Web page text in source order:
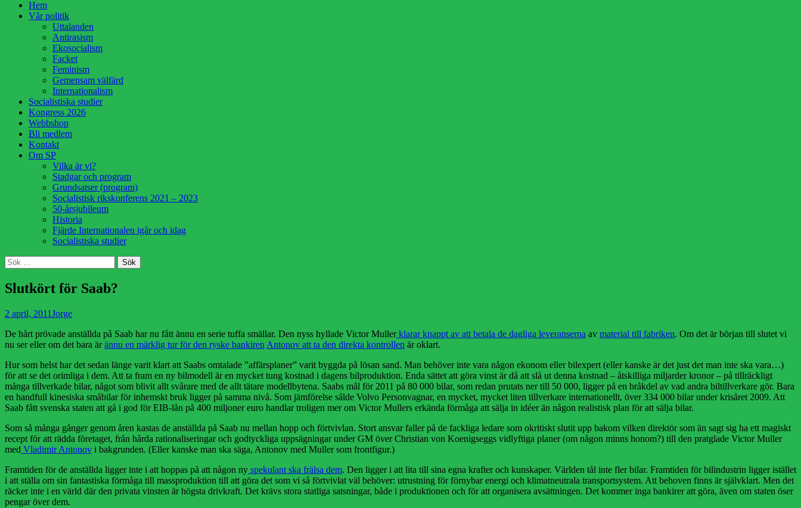
HoppaHem
Vår politik
Uttalanden
Antirasism
Ekosocialism
Facket
Feminism
Gemensam välfärd
Internationalism
Socialistiska studier
Kongress 2026
Webbshop
Bli medlem
Kontakt
Om SP
Vilka är vi?
Stadgar och program
Grundsatser (program)
Socialistisk rikskonferens 2021 – 2023
50-årsjubileum
Historia
Fjärde Internationalen igår och idag
Socialistiska studier
Sök
Sök
efter:
Slutkört för Saab?
Publicerad
2 april, 2011 Författare
Jorge
De hårt prövade anställda på Saab har nu fått ännu en serie tuffa smällar. Den nyss hyllade Victor Mullerklarar knappt av att betala de dagliga leveranserna av material till fabriken. Om det är början till slutet vi
nu ser eller om det bara ärännu en märklig tur för den ryske bankiren Antonov att ta den direkta kontrollen är oklart.
Hur som helst har det sedan länge varit klart att Saabs omtalade ”affärsplaner” varit byggda på lösan sand. Man behöver inte vara någon ekonom eller bilexpert (eller kanske är det just det man inte ska vara…)
för att se det orimliga i dem. Att ta fram en ny bilmodell är en mycket tung kostnad i dagens bilproduktion. Enda sättet att göra vinst är då att slå ut denna kostnad – åtskilliga miljarder kronor – på tillräckligt
många tillverkade bilar, något som blivit allt svårare med de allt tätare modellbytena. Saabs mål för 2011 på 80 000 bilar, som redan prutats ner till 50 000, ligger på en bråkdel av vad andra biltillverkare gör. Bara
en handfull kinesiska småbilar för inhemskt bruk ligger på samma nivå. Som jämförelse sålde Volvo Personvagnar, en mycket, mycket liten tillverkare internationellt, över 334 000 bilar under krisåret 2009. Att
Saab fått svenska staten att gå i god för EIB-lån på 400 miljoner euro handlar troligen mer om Victor Mullers erkända förmåga att sälja in idéer än någon realistisk plan för att sälja bilar.
Som så många gånger genom åren kastas de anställda på Saab nu mellan hopp och förtvivlan. Stort ansvar faller på de fackliga ledare som okritiskt slutit upp bakom vilken direktör som än sagt sig ha ett magiskt
recept för att rädda företaget, från hårda rationaliseringar och godtyckliga uppsägningar under GM över Christian von Koenigseggs vidlyftiga planer (om någon minns honom?) till den pratglade Victor Muller
med Vladimir Antonov i bakgrunden. (Eller kanske man ska säga, Antonov med Muller som frontfigur.)
Framtiden för de anställda ligger inte i att hoppas på att någon ny spekulant ska frälsa dem. Den ligger i att lita till sina egna krafter och kunskaper. Världen tål inte fler bilar. Framtiden för bilindustrin ligger istället
i att ställa om sin fantastiska förmåga till massproduktion till att göra det som vi så förtvivlat väl behöver: utrustning för förnybar energi och klimatneutrala transportsystem. Att behoven finns är självklart. Men det
räcker inte i en värld där den privata vinsten är högsta drivkraft. Det krävs stora statliga satsningar, både i produktionen och för att organisera avsättningen. Det kommer inga bankirer att göra, även om staten öser
pengar över dem.